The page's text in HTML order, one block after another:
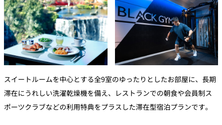
スイートルームを中心とする全9室のゆったりとしたお部屋に、長期
滞在にうれしい洗濯乾燥機を備え、レストランでの朝食や会員制ス
ポーツクラブなどの利用特典をプラスした滞在型宿泊プランです。